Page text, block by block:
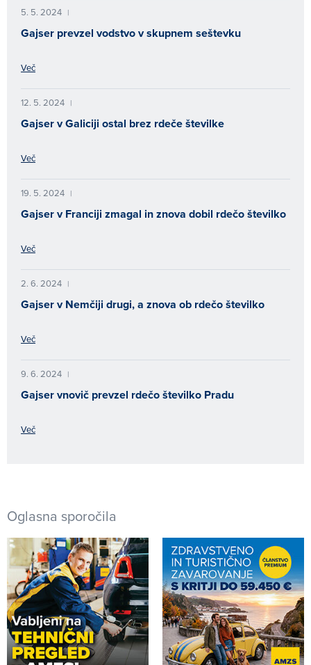
5. 5. 2024 |
Gajser prevzel vodstvo v skupnem seštevku
Več
12. 5. 2024 |
Gajser v Galiciji ostal brez rdeče številke
Več
19. 5. 2024 |
Gajser v Franciji zmagal in znova dobil rdečo številko
Več
2. 6. 2024 |
Gajser v Nemčiji drugi, a znova ob rdečo številko
Več
9. 6. 2024 |
Gajser vnovič prevzel rdečo številko Pradu
Več
Oglasna sporočila